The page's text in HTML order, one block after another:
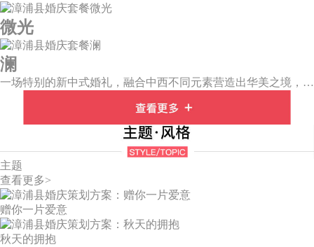
微光
澜
一场特别的新中式婚礼，融合中西不同元素营造出华美之境，有庄严浪漫的西式证婚，也有含蓄深情的中式感恩，从古典到现代，从前世到今生，爱，隽永铭刻。
主题
查看更多>
赠你一片爱意
秋天的拥抱